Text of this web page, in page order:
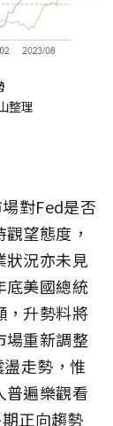
整理
對Fed是否
望態度，
狀況亦未見
底美國總統
，升勢料將
場重新調整
走勢，惟
普遍樂觀看
正向趨勢